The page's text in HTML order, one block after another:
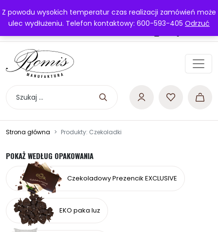
Najwyższa jakość obsługi
Darmowa dostawa powyżej 200 zł
Szukaj:
Strona główna Produkty: Czekoladki
POKAŻ WEDŁUG OPAKOWANIA
Czekoladowy Prezencik EXCLUSIVE
EKO paka luz
Z powodu wysokich temperatur czas realizacji zamówień może
ulec wydłużeniu. Telefon kontaktowy: 600-593-405 Odrzuć